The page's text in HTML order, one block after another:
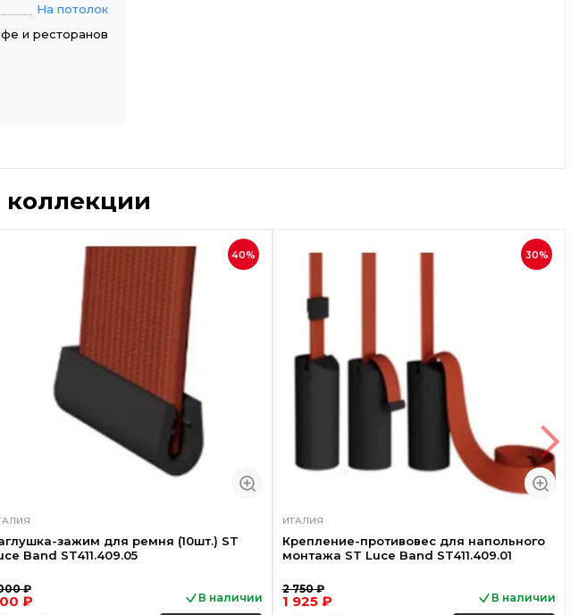
На потолок
и ресторанов
коллекции
40%
зажим для ремня (10шт.) ST
Band ST411.409.05
₽
₽ В наличии
30%
ИТАЛИЯ
Крепление-противовес для напольного
монтажа ST Luce Band ST411.409.01
2 750 ₽
1 925 ₽ В наличии
Быстрый просмотр
Быстрый просмотр